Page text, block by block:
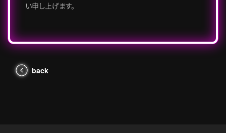
い申し上げます。
back